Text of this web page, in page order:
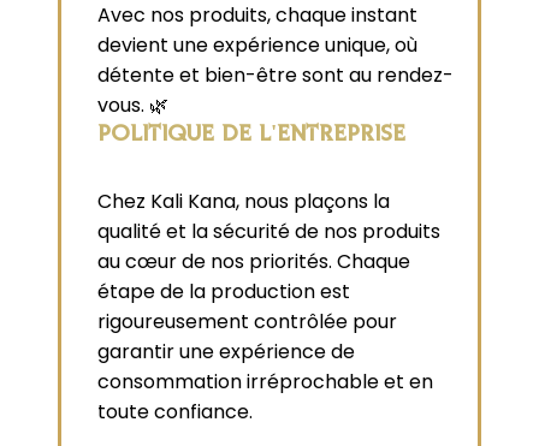
Avec nos produits, chaque instant
devient une expérience unique, où
détente et bien-être sont au rendez-
vous. 🌿
POLITIQUE DE L'ENTREPRISE
Chez Kali Kana, nous plaçons la
qualité et la sécurité de nos produits
au cœur de nos priorités. Chaque
étape de la production est
rigoureusement contrôlée pour
garantir une expérience de
consommation irréprochable et en
toute confiance.